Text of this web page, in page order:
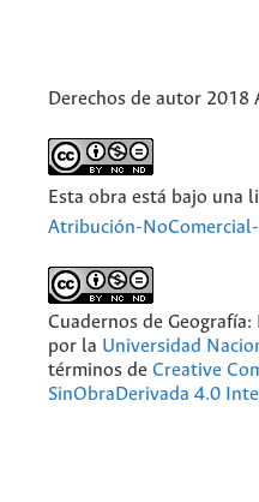
Derechos de autor 2018
Esta obra está bajo una
Atribución-
Cuadernos de
por la Universidad
términos de Creative
SinObraDerivada 4.0